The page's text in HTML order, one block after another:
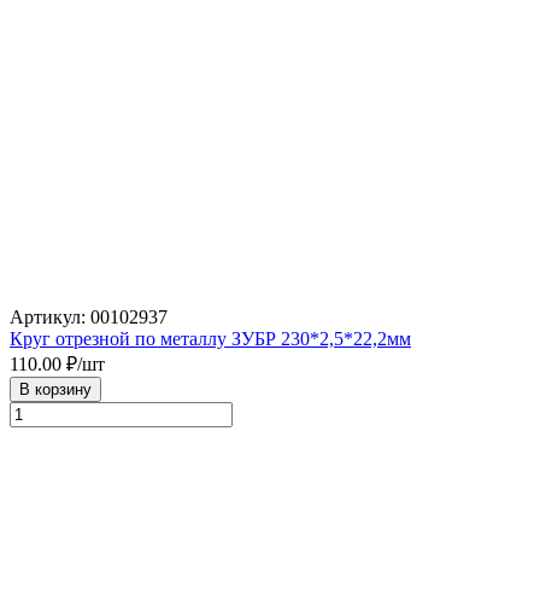
Артикул: 00102937
Круг отрезной по металлу ЗУБР 230*2,5*22,2мм
110.00 ₽/шт
В корзину